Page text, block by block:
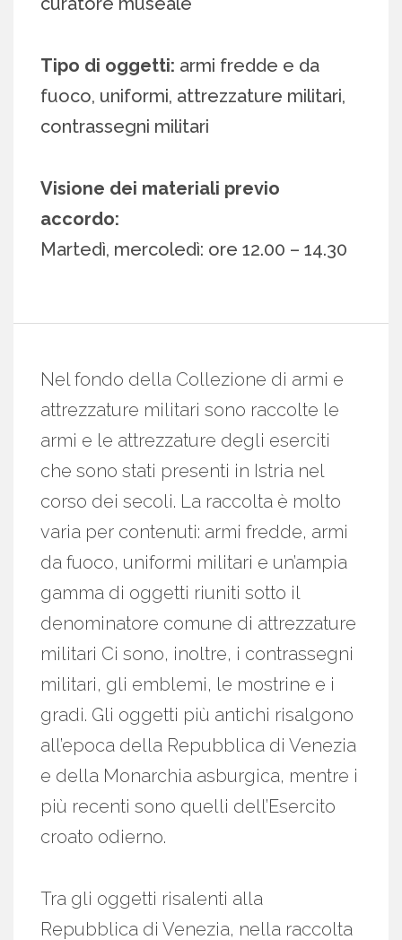
Tipo di oggetti: armi fredde e da
fuoco, uniformi, attrezzature militari,
contrassegni militari
Visione dei materiali previo
accordo:
Martedì, mercoledì: ore 12.00 – 14.30
Nel fondo della Collezione di armi e
attrezzature militari sono raccolte le
armi e le attrezzature degli eserciti
che sono stati presenti in Istria nel
corso dei secoli. La raccolta è molto
varia per contenuti: armi fredde, armi
da fuoco, uniformi militari e un’ampia
gamma di oggetti riuniti sotto il
denominatore comune di attrezzature
militari Ci sono, inoltre, i contrassegni
militari, gli emblemi, le mostrine e i
gradi. Gli oggetti più antichi risalgono
all’epoca della Repubblica di Venezia
e della Monarchia asburgica, mentre i
più recenti sono quelli dell’Esercito
croato odierno.
Tra gli oggetti risalenti alla
Repubblica di Venezia, nella raccolta